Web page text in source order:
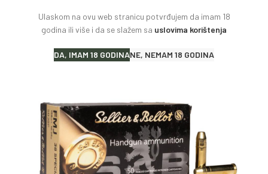
Ulaskom na ovu web stranicu potvrđujem da imam 18
godina ili više i da se slažem sa uslovima korištenja
DA, IMAM 18 GODINANE, NEMAM 18 GODINA